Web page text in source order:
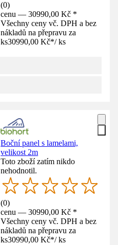
(0)
cenu — 30990,00 Kč *
Všechny ceny vč. DPH a bez
nákladů na přepravu za
ks30990,00 Kč*/ ks
Boční panel s lamelami,
velikost 2m
Toto zboží zatím nikdo
nehodnotil.
(0)
cenu — 30990,00 Kč *
Všechny ceny vč. DPH a bez
nákladů na přepravu za
ks30990,00 Kč*/ ks